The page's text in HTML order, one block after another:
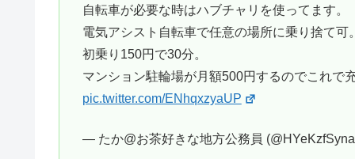
自転車が必要な時はハブチャリを使ってます。
電気アシスト自転車で任意の場所に乗り捨て可
初乗り150円で30分。
マンション駐輪場が月額500円するのでこれで
pic.twitter.com/ENhqxzyaUP
— たか@お茶好きな地方公務員